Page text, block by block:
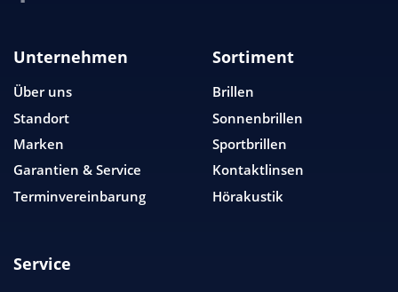
Unternehmen
Über uns
Standort
Marken
Garantien & Service
Terminvereinbarung
Sortiment
Brillen
Sonnenbrillen
Sportbrillen
Kontaktlinsen
Hörakustik
Service